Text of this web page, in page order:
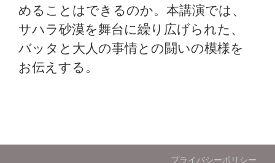
めることはできるのか。本講演では、
サハラ砂漠を舞台に繰り広げられた、
バッタと大人の事情との闘いの模様を
お伝えする。
プライバシーポリシー